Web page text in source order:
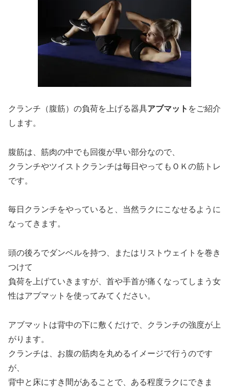
クランチ（腹筋）の負荷を上げる器具アブマット をご紹介
します。
腹筋は、筋肉の中でも回復が早い部分なので、
クランチやツイストクランチは毎日やってもＯＫの筋トレ
です。
毎日クランチをやっていると、当然ラクにこなせるように
なってきます。
頭の後ろでダンベルを持つ、またはリストウェイトを巻き
つけて
負荷を上げていきますが、首や手首が痛くなってしまう女
性はアブマットを使ってみてください。
アブマットは背中の下に敷くだけで、クランチの強度が上
がります。
クランチは、お腹の筋肉を丸めるイメージで行うのです
が、
背中と床にすき間があることで、ある程度ラクにできま